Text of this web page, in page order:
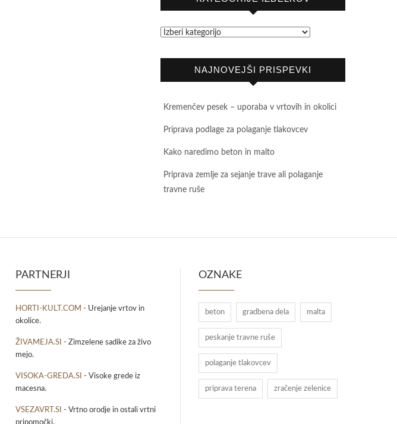
NAJNOVEJŠI PRISPEVKI
Kremenčev pesek – uporaba v vrtovih in okolici
Priprava podlage za polaganje tlakovcev
Kako naredimo beton in malto
Priprava zemlje za sejanje trave ali polaganje
travne ruše
PARTNERJI
HORTI-KULT.COM - Urejanje vrtov in
okolice.
ŽIVAMEJA.SI - Zimzelene sadike za živo
mejo.
VISOKA-GREDA.SI - Visoke grede iz
macesna.
VSEZAVRT.SI - Vrtno orodje in ostali vrtni
OZNAKE
beton gradbena dela malta
peskanje travne ruše
polaganje tlakovcev
priprava terena zračenje zelenice